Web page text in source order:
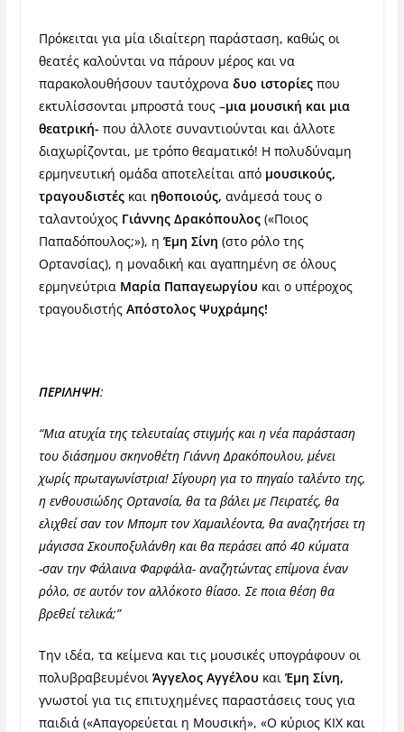
Πρόκειται για μία ιδιαίτερη παράσταση, καθώς οι
θεατές καλούνται να πάρουν μέρος και να
παρακολουθήσουν ταυτόχρονα δυο ιστορίεςπου
εκτυλίσσονται μπροστά τους –μια μουσική και μια
θεατρική- που άλλοτε συναντιούνται και άλλοτε
διαχωρίζονται, με τρόπο θεαματικό! Η πολυδύναμη
ερμηνευτική ομάδα αποτελείται από μουσικούς,
τραγουδιστές και ηθοποιούς, ανάμεσά τους ο
ταλαντούχος Γιάννης Δρακόπουλος («Ποιος
Παπαδόπουλος;»), η Έμη Σίνη (στο ρόλο της
Ορτανσίας), η μοναδική και αγαπημένη σε όλους
ερμηνεύτρια Μαρία Παπαγεωργίου και ο υπέροχος
τραγουδιστής Απόστολος Ψυχράμης!
ΠΕΡΙΛΗΨΗ:
“Μια ατυχία της τελευταίας στιγμής και η νέα παράσταση
του διάσημου σκηνοθέτη Γιάννη Δρακόπουλου, μένει
χωρίς πρωταγωνίστρια! Σίγουρη για το πηγαίο ταλέντο της,
η ενθουσιώδης Ορτανσία, θα τα βάλει με Πειρατές, θα
ελιχθεί σαν τον Μπομπ τον Χαμαιλέοντα, θα αναζητήσει τη
μάγισσα Σκουποξυλάνθη και θα περάσει από 40 κύματα
-σαν την Φάλαινα Φαρφάλα- αναζητώντας επίμονα έναν
ρόλο, σε αυτόν τον αλλόκοτο θίασο. Σε ποια θέση θα
βρεθεί τελικά;”
Την ιδέα, τα κείμενα και τις μουσικές υπογράφουν οι
πολυβραβευμένοι Άγγελος Αγγέλου και Έμη Σίνη,
γνωστοί για τις επιτυχημένες παραστάσεις τους για
παιδιά («Απαγορεύεται η Μουσική», «Ο κύριος ΚΙΧ και